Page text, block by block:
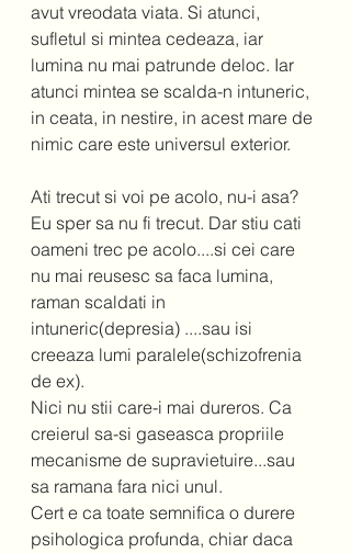
avut vreodata viata. Si atunci,
sufletul si mintea cedeaza, iar
lumina nu mai patrunde deloc. Iar
atunci mintea se scalda-n intuneric,
in ceata, in nestire, in acest mare de
nimic care este universul exterior.
Ati trecut si voi pe acolo, nu-i asa?
Eu sper sa nu fi trecut. Dar stiu cati
oameni trec pe acolo....si cei care
nu mai reusesc sa faca lumina,
raman scaldati in
intuneric(depresia) ....sau isi
creeaza lumi paralele(schizofrenia
de ex).
Nici nu stii care-i mai dureros. Ca
creierul sa-si gaseasca propriile
mecanisme de supravietuire...sau
sa ramana fara nici unul.
Cert e ca toate semnifica o durere
psihologica profunda, chiar daca